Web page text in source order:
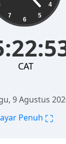
4
5
6
7
CAT
9 Agustus
Penuh ⛶